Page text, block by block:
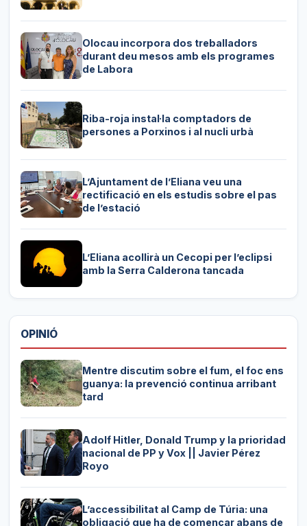
Olocau incorpora dos treballadors
durant deu mesos amb els programes
de Labora
Riba-roja instal·la comptadors de
persones a Porxinos i al nucli urbà
L’Ajuntament de l’Eliana veu una
rectificació en els estudis sobre el pas
de l’estació
L’Eliana acollirà un Cecopi per l’eclipsi
amb la Serra Calderona tancada
OPINIÓ
Mentre discutim sobre el fum, el foc ens
guanya: la prevenció continua arribant
tard
Adolf Hitler, Donald Trump y la prioridad
nacional de PP y Vox || Javier Pérez
Royo
L’accessibilitat al Camp de Túria: una
obligació que ha de començar abans de